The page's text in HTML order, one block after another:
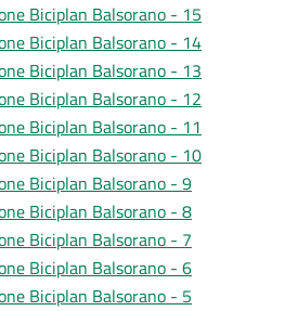
Biciplan Balsorano - 15
Biciplan Balsorano - 14
Biciplan Balsorano - 13
Biciplan Balsorano - 12
Biciplan Balsorano - 11
Biciplan Balsorano - 10
Biciplan Balsorano - 9
Biciplan Balsorano - 8
Biciplan Balsorano - 7
Biciplan Balsorano - 6
Biciplan Balsorano - 5